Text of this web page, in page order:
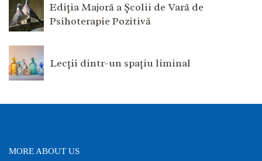
Ediția Majoră a Școlii de Vară de
Psihoterapie Pozitivă
Lecții dintr-un spațiu liminal
MORE ABOUT US